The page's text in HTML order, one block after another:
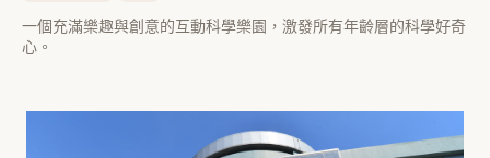
一個充滿樂趣與創意的互動科學樂園，激發所有年齡層的科學好奇
心。